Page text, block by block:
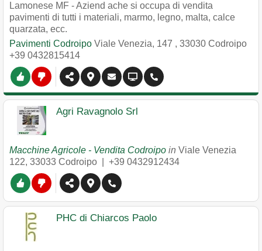
Lamonese MF - Aziend ache si occupa di vendita
pavimenti di tutti i materiali, marmo, legno, malta, calce
quarzata, ecc.
Pavimenti Codroipo Viale Venezia, 147 , 33030 Codroipo
+39 0432815414
Agri Ravagnolo Srl
Macchine Agricole - Vendita Codroipo in Viale Venezia
122, 33033 Codroipo +39 0432912434
PHC di Chiarcos Paolo